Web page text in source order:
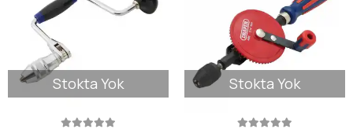
Stokta Yok Stokta Yok